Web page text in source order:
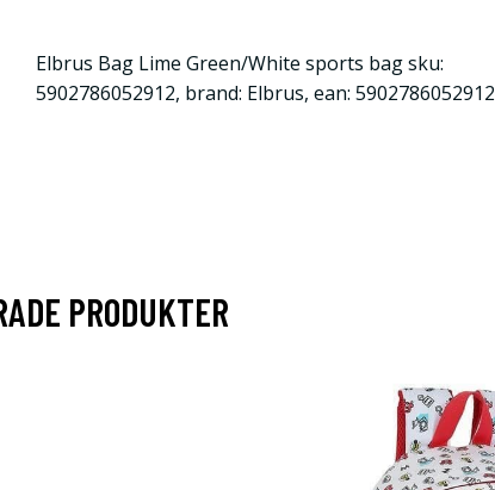
Elbrus Bag Lime Green/White sports bag sku:
5902786052912, brand: Elbrus, ean: 5902786052912
PRODUKTER